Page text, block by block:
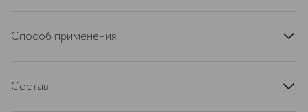
тип продукта
страна производства
Китай
Способ применения
Состав